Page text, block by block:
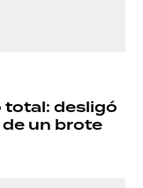
total: desligó
un brote